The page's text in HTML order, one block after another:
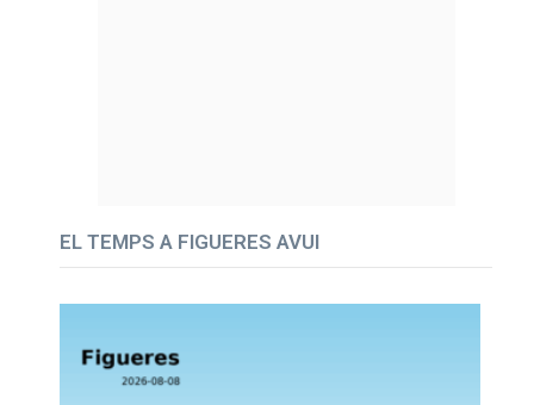
EL TEMPS A FIGUERES AVUI